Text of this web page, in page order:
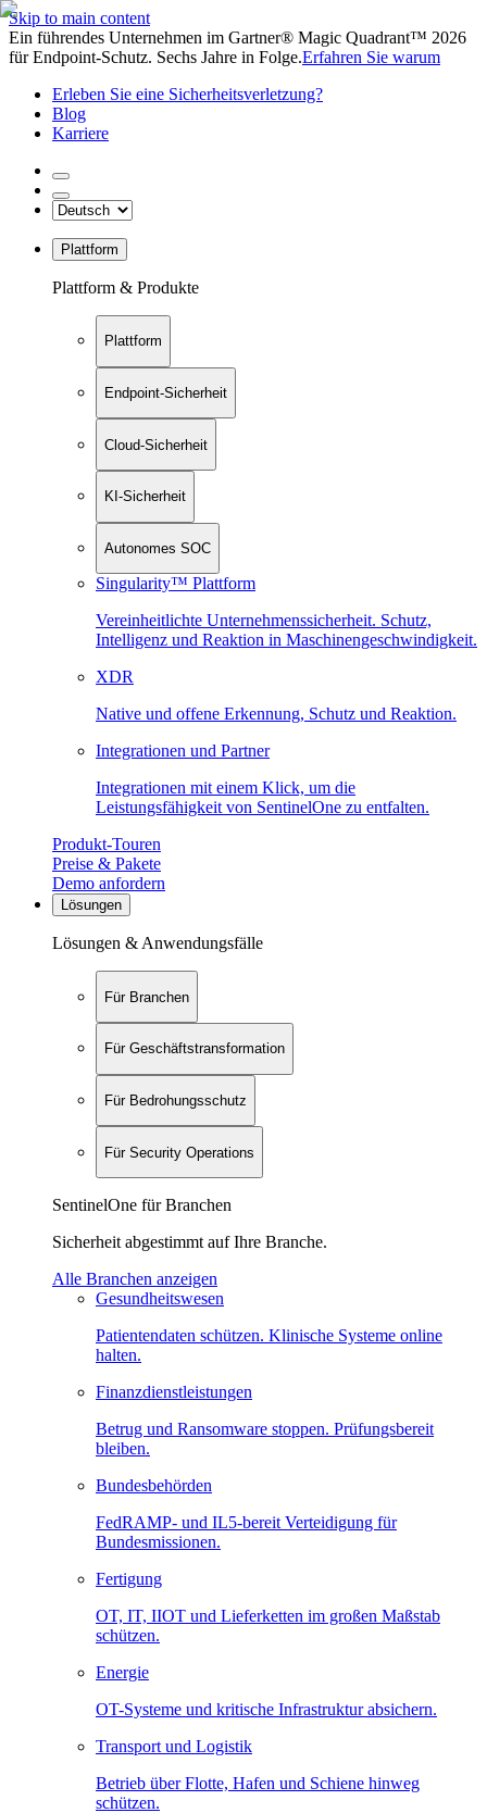
Skip to main content
Ein führendes Unternehmen im Gartner® Magic Quadrant™ 2026
für Endpoint-Schutz. Sechs Jahre in Folge.Erfahren Sie warum
Erleben Sie eine Sicherheitsverletzung?
Blog
Karriere
Plattform
Plattform & Produkte
Plattform
Endpoint-Sicherheit
Cloud-Sicherheit
KI-Sicherheit
Autonomes SOC
Singularity™ Plattform
Vereinheitlichte Unternehmenssicherheit. Schutz,
Intelligenz und Reaktion in Maschinen­geschwindigkeit.
XDR
Native und offene Erkennung, Schutz und Reaktion.
Integrationen und Partner
Integrationen mit einem Klick, um die
Leistungsfähigkeit von SentinelOne zu entfalten.
Produkt-Touren
Preise & Pakete
Demo anfordern
Lösungen
Lösungen & Anwendungsfälle
Für Branchen
Für Geschäftstransformation
Für Bedrohungsschutz
Für Security Operations
SentinelOne für Branchen
Sicherheit abgestimmt auf Ihre Branche.
Alle Branchen anzeigen
Gesundheitswesen
Patientendaten schützen. Klinische Systeme online
halten.
Finanzdienstleistungen
Betrug und Ransomware stoppen. Prüfungsbereit
bleiben.
Bundesbehörden
FedRAMP- und IL5-bereit Verteidigung für
Bundesmissionen.
Fertigung
OT, IT, IIOT und Lieferketten im großen Maßstab
schützen.
Energie
OT-Systeme und kritische Infrastruktur absichern.
Transport und Logistik
Betrieb über Flotte, Hafen und Schiene hinweg
schützen.